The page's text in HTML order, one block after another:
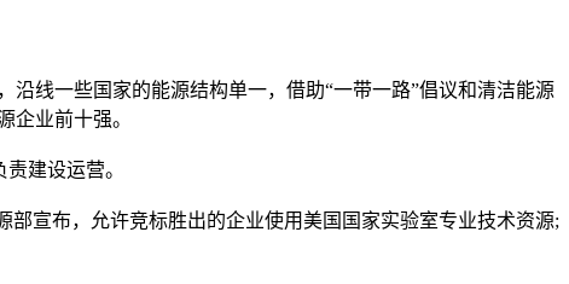
线一些国家的能源结构单一，借助“一带一路”倡议和清洁能源
企业前十强。
建设运营。
宣布，允许竞标胜出的企业使用美国国家实验室专业技术资源;